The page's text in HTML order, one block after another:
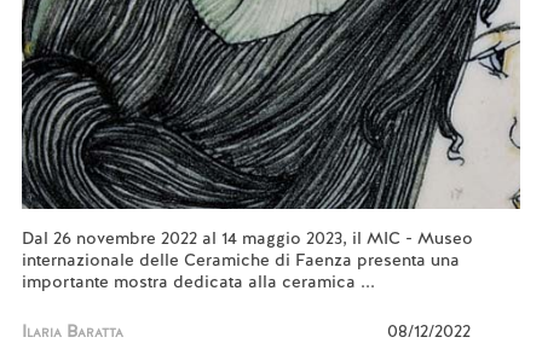
Dal 26 novembre 2022 al 14 maggio 2023, il MIC - Museo
internazionale delle Ceramiche di Faenza presenta una
importante mostra dedicata alla ceramica ...
Ilaria Baratta 08/12/2022